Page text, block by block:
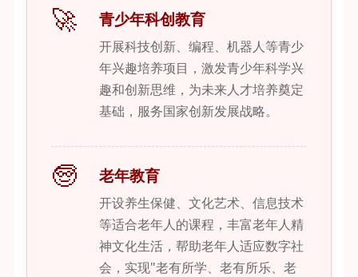
🚀 青少年科创教育
开展科技创新、编程、机器人等青少
年兴趣培养项目，激发青少年科学兴
趣和创新思维，为未来人才培养奠定
基础，服务国家创新发展战略。
🧓 老年教育
开设养生保健、文化艺术、信息技术
等适合老年人的课程，丰富老年人精
神文化生活，帮助老年人适应数字社
会，实现"老有所学、老有所乐、老